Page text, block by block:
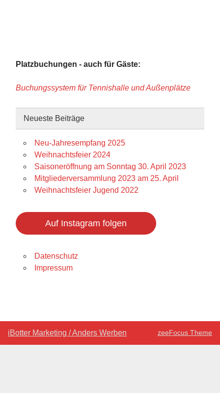
Platzbuchungen - auch für Gäste:
Buchungssystem für Tennishalle und Außenplätze
Neueste Beiträge
Neu-Jahresempfang 2025
Weihnachtsfeier 2024
Saisoneröffnung am Sonntag 30. April 2023
Mitgliederversammlung 2023 am 25. April
Weihnachtsfeier Jugend 2022
Auf Instagram folgen
Datenschutz
Impressum
iBotter Marketing / Anders Werben zeeFocus Theme